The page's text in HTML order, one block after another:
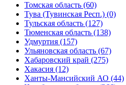
Томская область (60)
Тува (Тувинская Респ.) (0)
Тульская область (127)
Тюменская область (138)
Удмуртия (157)
Ульяновская область (67)
Хабаровский край (275)
Хакасия (12)
Ханты-Мансийский АО (44)